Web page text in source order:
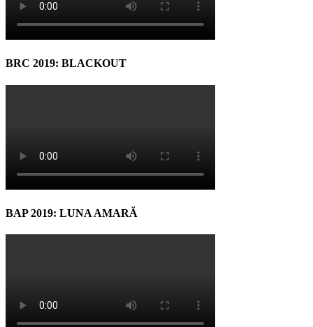
BRC 2019: BLACKOUT
BAP 2019: LUNA AMARĂ